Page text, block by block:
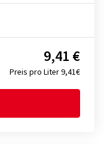
Preis pro Liter 9,41€
9,41 €